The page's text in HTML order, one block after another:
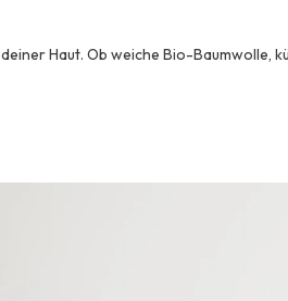
Haut. Ob weiche Bio-